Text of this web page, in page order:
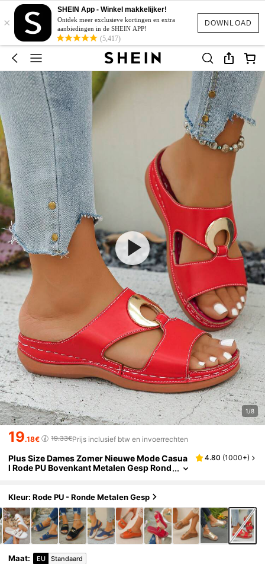
DOWNLOAD
×
SHEIN App - Winkel makkelijker!
Ontdek meer exclusieve kortingen en extra
aanbiedingen in de SHEIN APP!
(5,417)
1/8
19.18€ 19.33€Prijs inclusief btw en invoerrechten
Plus Size Dames Zomer Nieuwe Mode Casua
l Rode PU Bovenkant Metalen Gesp Rond
s Gebruik Vakantie Strand Lichtgewicht Com
fortabel Dames Wedge Sandalen Ramadan Ei
d Al-Adha Zomer Dames Sandalen
4.80 (1000+)
Kleur: Rode PU - Ronde Metalen Gesp
Maat: EU Standaard